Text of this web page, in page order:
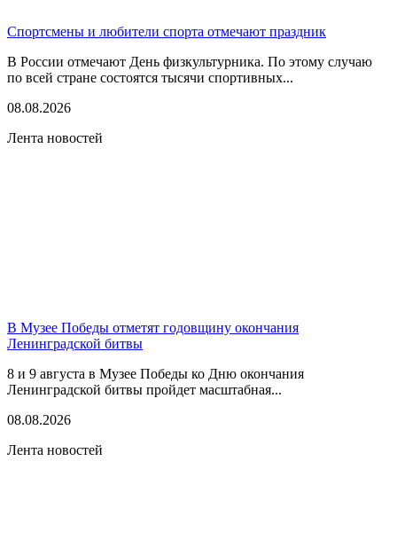
Спортсмены и любители спорта отмечают праздник
В России отмечают День физкультурника. По этому случаю
по всей стране состоятся тысячи спортивных...
08.08.2026
Лента новостей
В Музее Победы отметят годовщину окончания
Ленинградской битвы
8 и 9 августа в Музее Победы ко Дню окончания
Ленинградской битвы пройдет масштабная...
08.08.2026
Лента новостей